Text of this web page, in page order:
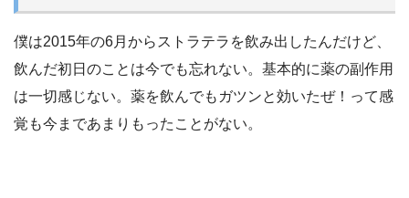
僕は2015年の6月からストラテラを飲み出したんだけど、
飲んだ初日のことは今でも忘れない。基本的に薬の副作用
は一切感じない。薬を飲んでもガツンと効いたぜ！って感
覚も今まであまりもったことがない。